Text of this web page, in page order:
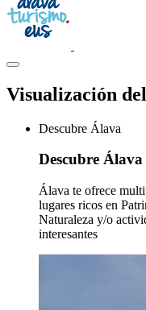
Visualización
Descubre Álava
Descubre Álava
Álava te ofrece
lugares ricos en
Naturaleza y/o
interesantes